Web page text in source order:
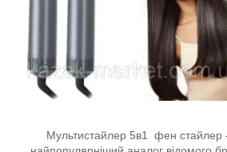
Мультистайлер 5в1 фен